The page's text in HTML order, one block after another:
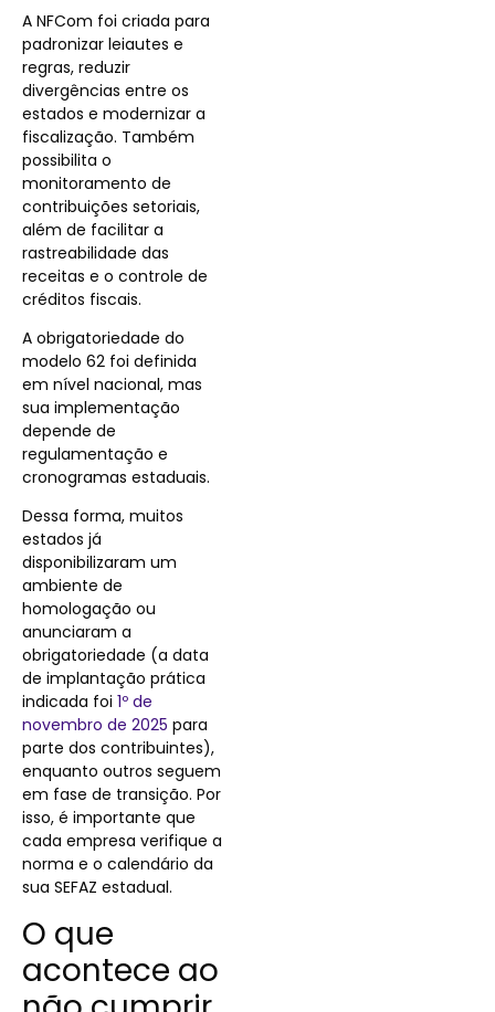
A NFCom foi criada para
padronizar leiautes e
regras, reduzir
divergências entre os
estados e modernizar a
fiscalização. Também
possibilita o
monitoramento de
contribuições setoriais,
além de facilitar a
rastreabilidade das
receitas e o controle de
créditos fiscais.
A obrigatoriedade do
modelo 62 foi definida
em nível nacional, mas
sua implementação
depende de
regulamentação e
cronogramas estaduais.
Dessa forma, muitos
estados já
disponibilizaram um
ambiente de
homologação ou
anunciaram a
obrigatoriedade (a data
de implantação prática
indicada foi 1º de
novembro de 2025 para
parte dos contribuintes),
enquanto outros seguem
em fase de transição. Por
isso, é importante que
cada empresa verifique a
norma e o calendário da
sua SEFAZ estadual.
O que
acontece ao